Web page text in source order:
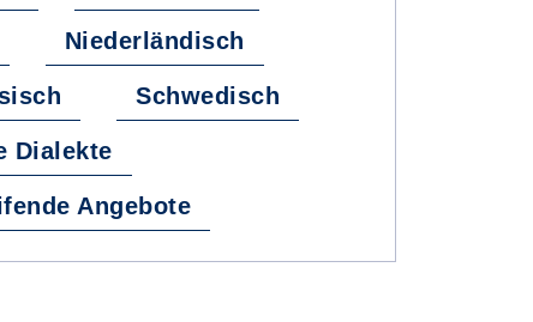
Niederländisch
Schwedisch
Dialekte
Angebote